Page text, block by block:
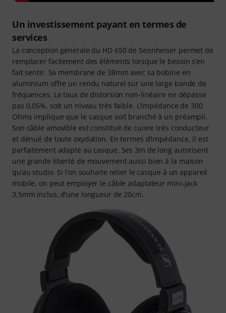
Un investissement payant en termes de
services
La conception générale du HD 650 de Sennheiser permet de
remplacer facilement des éléments lorsque le besoin s’en
fait sentir. Sa membrane de 38mm avec sa bobine en
aluminium offre un rendu naturel sur une large bande de
fréquences. Le taux de distorsion non-linéaire ne dépasse
pas 0,05%, soit un niveau très faible. L’impédance de 300
Ohms implique que le casque soit branché à un préampli.
Son câble amovible est constitué de cuivre très conducteur
et dénué de toute oxydation. En termes d’impédance, il est
parfaitement adapté au casque. Ses 3m de long autorisent
une grande liberté de mouvement aussi bien à la maison
qu’au studio. Si l’on souhaite relier le casque à un appareil
mobile, on peut employer le câble adaptateur mini-jack
3,5mm inclus, d’une longueur de 20cm.